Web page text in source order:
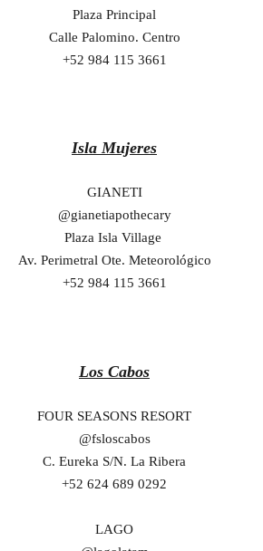
Plaza Principal
Calle Palomino. Centro
+52 984 115 3661
Isla Mujeres
GIANETI
@gianetiapothecary
Plaza Isla Village
Av. Perimetral Ote. Meteorológico
+52 984 115 3661
Los Cabos
FOUR SEASONS RESORT
@fsloscabos
C. Eureka S/N. La Ribera
+52 624 689 0292
LAGO